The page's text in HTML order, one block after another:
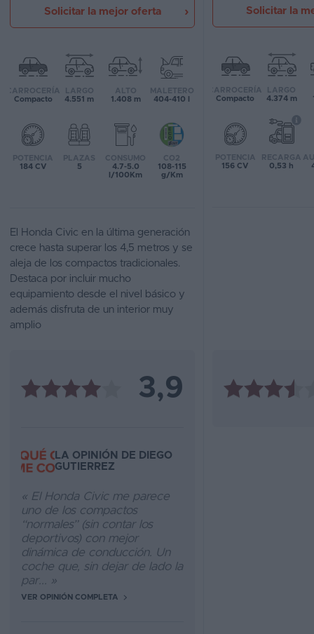
opiniones
de
compra
Comparador
Favoritos
Concesionarios
Blog
Ventas
de
coches
2026
Solicitar la mejor oferta
CARROCERÍA
Compacto
LARGO
4.551 m
ALTO
1.408 m
MALETERO
404-410 l
POTENCIA
184 CV
PLAZAS
5
CONSUMO
4.7-5.0
l/100Km
CO2
108-115
g/Km
Solicitar la
CARROCERÍA
Compacto
LARGO
4.374 m
POTENCIA
156 CV
RECARGA
0,53 h
El Honda Civic en la última generación
crece hasta superar los 4,5 metros y se
aleja de los compactos tradicionales.
Destaca por incluir mucho
equipamiento desde el nivel básico y
además disfruta de un interior muy
amplio
3,9
LA OPINIÓN DE DIEGO
GUTIERREZ
« El Honda Civic me parece
uno de los compactos
“normales” (sin contar los
deportivos) con mejor
dinámica de conducción. Un
coche que, sin dejar de lado la
par... »
VER OPINIÓN COMPLETA